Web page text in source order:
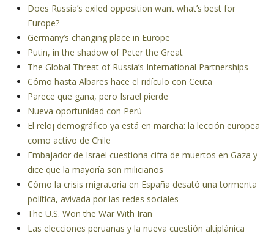
Does Russia’s exiled opposition want what’s best for
Europe?
Germany’s changing place in Europe
Putin, in the shadow of Peter the Great
The Global Threat of Russia’s International Partnerships
Cómo hasta Albares hace el ridículo con Ceuta
Parece que gana, pero Israel pierde
Nueva oportunidad con Perú
El reloj demográfico ya está en marcha: la lección europea
como activo de Chile
Embajador de Israel cuestiona cifra de muertos en Gaza y
dice que la mayoría son milicianos
Cómo la crisis migratoria en España desató una tormenta
política, avivada por las redes sociales
The U.S. Won the War With Iran
Las elecciones peruanas y la nueva cuestión altiplánica